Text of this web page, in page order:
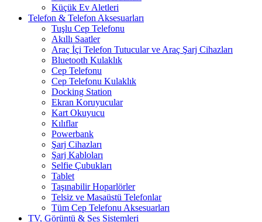
Küçük Ev Aletleri
Telefon & Telefon Aksesuarları
Tuşlu Cep Telefonu
Akıllı Saatler
Araç İçi Telefon Tutucular ve Araç Şarj Cihazları
Bluetooth Kulaklık
Cep Telefonu
Cep Telefonu Kulaklık
Docking Station
Ekran Koruyucular
Kart Okuyucu
Kılıflar
Powerbank
Şarj Cihazları
Şarj Kabloları
Selfie Çubukları
Tablet
Taşınabilir Hoparlörler
Telsiz ve Masaüstü Telefonlar
Tüm Cep Telefonu Aksesuarları
TV, Görüntü & Ses Sistemleri